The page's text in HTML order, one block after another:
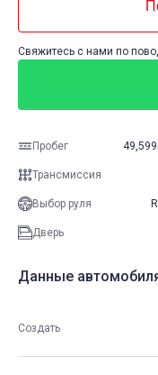
Свяжитесь с нами по
Пробег
Трансмиссия
Выбор руля
Дверь
Данные
Создать